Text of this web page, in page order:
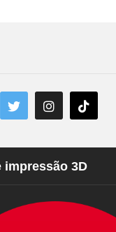
impressão 3D